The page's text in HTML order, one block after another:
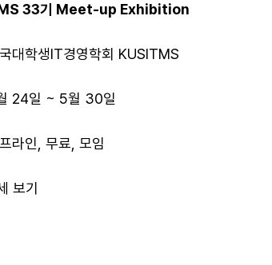
33기 Meet-up Exhibition
대학생IT경영학회 KUSITMS
24일 ~ 5월 30일
라인, 무료, 모임
보기